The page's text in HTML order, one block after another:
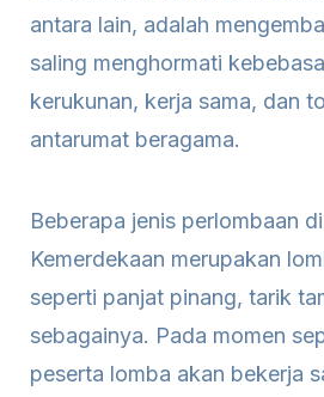
antara lain, adalah
saling menghormati
kerukunan, kerja sama, dan
antarumat beragama.
Beberapa jenis perlombaan
Kemerdekaan merupakan
seperti panjat pinang, tarik
sebagainya. Pada momen
peserta lomba akan bekerja